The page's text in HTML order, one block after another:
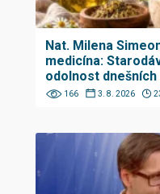
Nat. Milena
medicína:
odolnost dnešních
166 3. 8. 2026